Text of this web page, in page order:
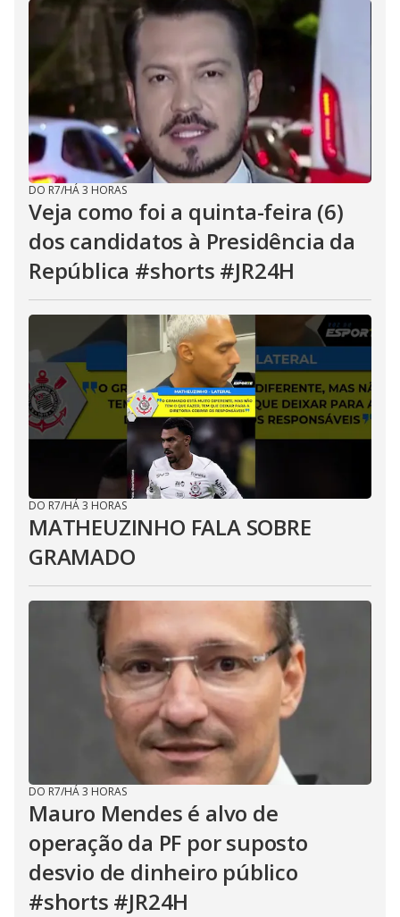
DO R7/HÁ 3 HORAS
Veja como foi a quinta-feira (6)
dos candidatos à Presidência da
República #shorts #JR24H
DO R7/HÁ 3 HORAS
MATHEUZINHO FALA SOBRE
GRAMADO
DO R7/HÁ 3 HORAS
Mauro Mendes é alvo de
operação da PF por suposto
desvio de dinheiro público
#shorts #JR24H